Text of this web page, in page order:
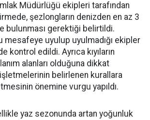
Müdürlüğü ekipleri tarafından
şezlongların denizden en az 3
bulunması gerektiği belirtildi.
mesafeye uyulup uyulmadığı ekipler
kontrol edildi. Ayrıca kıyıların
alanları olduğuna dikkat
belirlenen kurallara
önemine vurgu yapıldı.
yaz sezonunda artan yoğunluk